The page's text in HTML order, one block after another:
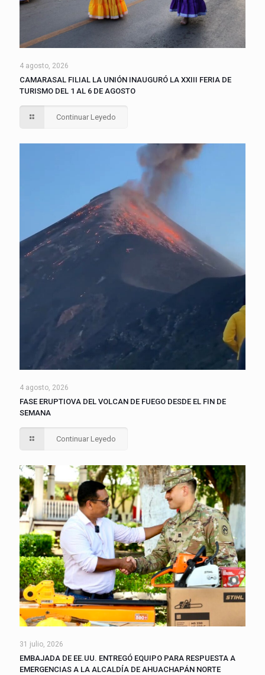
4 agosto, 2026
CAMARASAL FILIAL LA UNIÓN INAUGURÓ LA XXIII FERIA DE
TURISMO DEL 1 AL 6 DE AGOSTO
Continuar Leyedo
4 agosto, 2026
FASE ERUPTIOVA DEL VOLCAN DE FUEGO DESDE EL FIN DE
SEMANA
Continuar Leyedo
31 julio, 2026
EMBAJADA DE EE.UU. ENTREGÓ EQUIPO PARA RESPUESTA A
EMERGENCIAS A LA ALCALDÍA DE AHUACHAPÁN NORTE